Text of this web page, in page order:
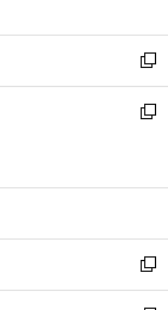
開
く
ウ
で
開
く
ン
ド
ウ
で
ウ
ィ
ン
ド
開
新
し
い
ン
ウ
で
開
新
ウ
ン
ド
ウ
新
し